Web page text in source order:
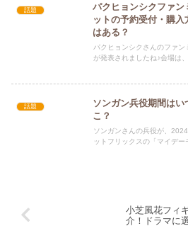
話題
パクヒョンシクファ
ットの予約受付・購
はある？
パクヒョンシクさんのファ
が発表されましたね♪会場は
話題
ソンガン兵役期間は
こ？
ソンガンさんの兵役が、
ットフリックスの「マイデー
小芝風花フィ
介！ドラマに